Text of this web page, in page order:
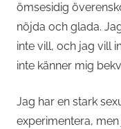
ömsesidig
nöjda och glada.
inte vill, och jag vill
inte känner mig
Jag har en stark
experimentera,